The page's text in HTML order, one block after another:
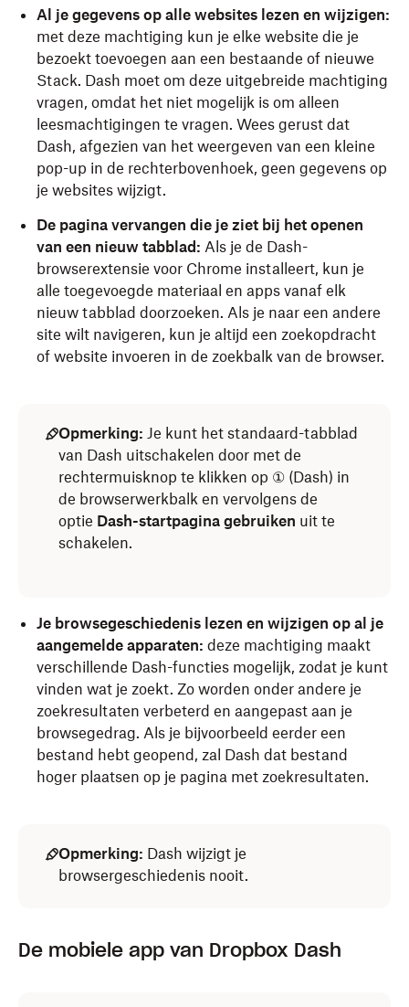
Al je gegevens op alle websites lezen en wijzigen:
met deze machtiging kun je elke website die je
bezoekt toevoegen aan een bestaande of nieuwe
Stack. Dash moet om deze uitgebreide machtiging
vragen, omdat het niet mogelijk is om alleen
leesmachtigingen te vragen. Wees gerust dat
Dash, afgezien van het weergeven van een kleine
pop-up in de rechterbovenhoek, geen gegevens op
je websites wijzigt.
De pagina vervangen die je ziet bij het openen
van een nieuw tabblad: Als je de Dash-
browserextensie voor Chrome installeert, kun je
alle toegevoegde materiaal en apps vanaf elk
nieuw tabblad doorzoeken. Als je naar een andere
site wilt navigeren, kun je altijd een zoekopdracht
of website invoeren in de zoekbalk van de browser.
Opmerking: Je kunt het standaard-tabblad
van Dash uitschakelen door met de
rechtermuisknop te klikken op ① (Dash) in
de browserwerkbalk en vervolgens de
optie Dash-startpagina gebruiken uit te
schakelen.
Je browsegeschiedenis lezen en wijzigen op al je
aangemelde apparaten: deze machtiging maakt
verschillende Dash-functies mogelijk, zodat je kunt
vinden wat je zoekt. Zo worden onder andere je
zoekresultaten verbeterd en aangepast aan je
browsegedrag. Als je bijvoorbeeld eerder een
bestand hebt geopend, zal Dash dat bestand
hoger plaatsen op je pagina met zoekresultaten.
Opmerking: Dash wijzigt je
browsergeschiedenis nooit.
De mobiele app van Dropbox Dash